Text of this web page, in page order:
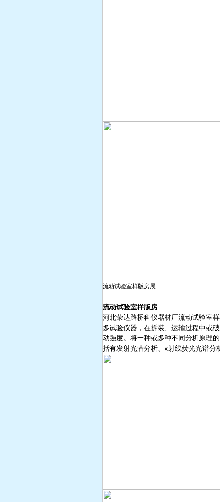
流动试验室样版房展
流动试验室样版房
河北荣达路桥科仪器材厂流动试验室
多试验仪器，在拆装、运输过程中或
动强度。将一种或多种不同分析原理
括有发射光潜分析、x射线荧光光谱